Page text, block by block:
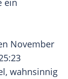
ein
November
wahnsinnig